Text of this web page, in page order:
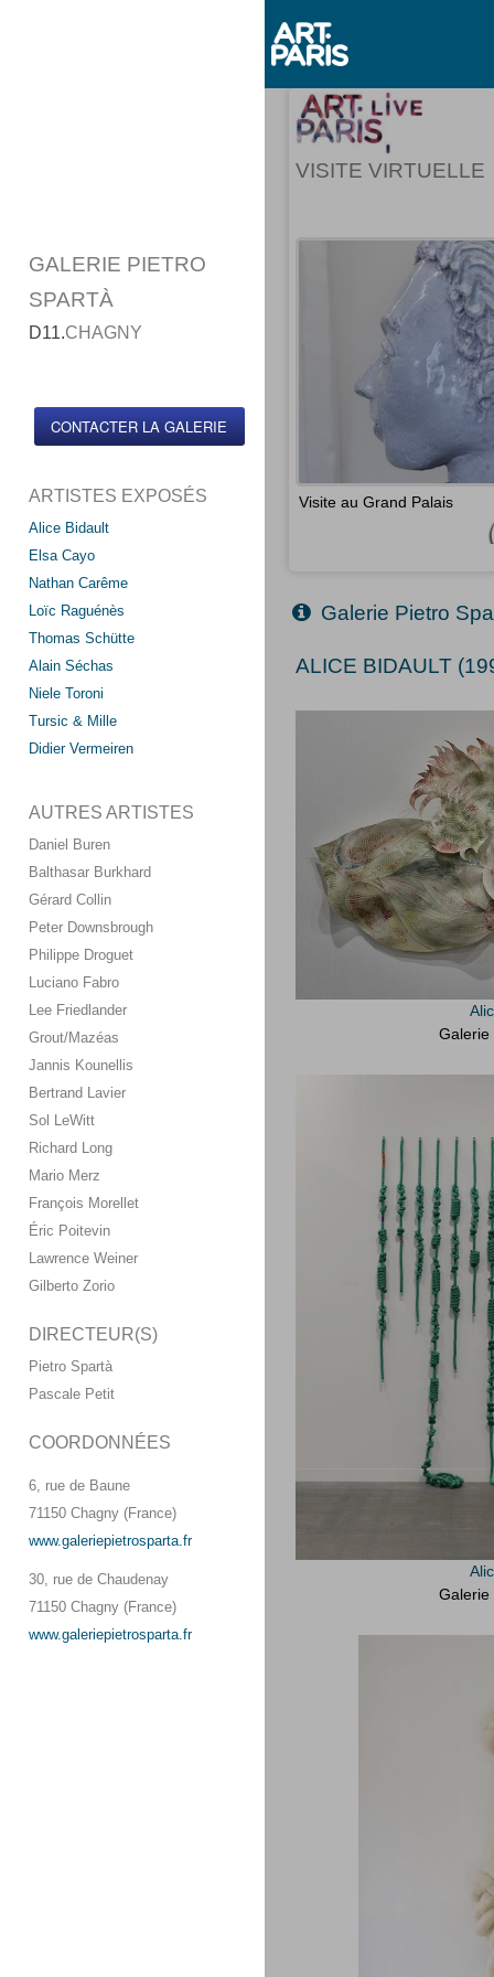
GALERIE PIETRO
SPARTÀ
D11.CHAGNY
CONTACTER LA GALERIE
ARTISTES EXPOSÉS
Alice Bidault
Elsa Cayo
Nathan Carême
Loïc Raguénès
Thomas Schütte
Alain Séchas
Niele Toroni
Tursic & Mille
Didier Vermeiren
AUTRES ARTISTES
Daniel Buren
Balthasar Burkhard
Gérard Collin
Peter Downsbrough
Philippe Droguet
Luciano Fabro
Lee Friedlander
Grout/Mazéas
Jannis Kounellis
Bertrand Lavier
Sol LeWitt
Richard Long
Mario Merz
François Morellet
Éric Poitevin
Lawrence Weiner
Gilberto Zorio
DIRECTEUR(S)
Pietro Spartà
Pascale Petit
COORDONNÉES
6, rue de Baune
71150 Chagny (France)
www.galeriepietrosparta.fr
30, rue de Chaudenay
71150 Chagny (France)
www.galeriepietrosparta.fr
VISITE VIRTUELLE
Visite au Grand Palais
Galerie Pietro
ALICE BIDAULT
Galerie
Galerie